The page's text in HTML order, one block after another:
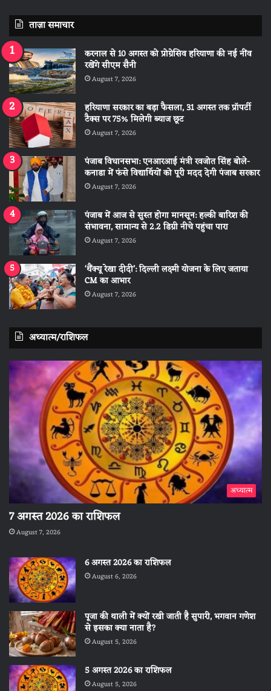
ताज़ा समाचार
करनाल से 10 अगस्त को प्रोग्रेसिव हरियाणा की नई नींव
रखेंगे सीएम सैनी
August 7, 2026
हरियाणा सरकार का बड़ा फैसला, 31 अगस्त तक प्रॉपर्टी
टैक्स पर 75% मिलेगी ब्याज छूट
August 7, 2026
पंजाब विधानसभा: एनआरआई मंत्री रवजोत सिंह बोले-
कनाडा में फंसे विद्यार्थियों को पूरी मदद देगी पंजाब सरकार
August 7, 2026
पंजाब में आज से सुस्त होगा मानसून: हल्की बारिश की
संभावना, सामान्य से 2.2 डिग्री नीचे पहुंचा पारा
August 7, 2026
‘थैंक्यू रेखा दीदी’: दिल्ली लक्ष्मी योजना के लिए जताया
CM का आभार
August 7, 2026
अध्यात्म/राशिफल
अध्यात्म
7 अगस्त 2026 का राशिफल
August 7, 2026
6 अगस्त 2026 का राशिफल
August 6, 2026
पूजा की थाली में क्यों रखी जाती है सुपारी, भगवान गणेश
से इसका क्या नाता है?
August 5, 2026
5 अगस्त 2026 का राशिफल
August 5, 2026